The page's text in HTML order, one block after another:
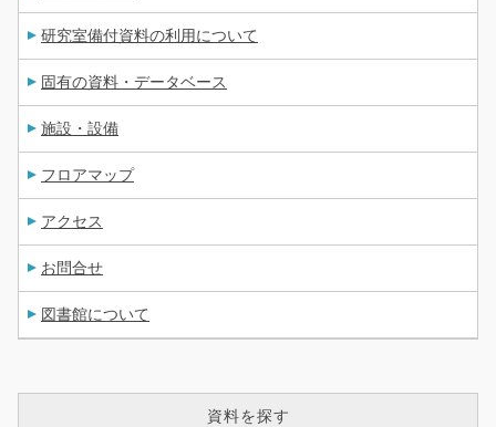
研究室備付資料の利用について
固有の資料・データベース
施設・設備
フロアマップ
アクセス
お問合せ
図書館について
資料を探す